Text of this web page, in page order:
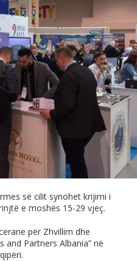
së cilit synohet krijimi i
e moshës 15-29 vjeç.
për Zhvillim dhe
and Partners Albania” në